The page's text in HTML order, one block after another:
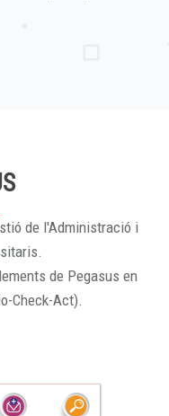
de l'Administració i
de Pegasus en
Check-Act).